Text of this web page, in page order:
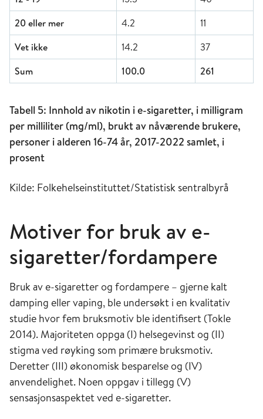
20 eller mer
4.2
11
Vet ikke
14.2
37
Sum
100.0 261
Tabell 5: Innhold av nikotin i e-sigaretter, i milligram
per milliliter (mg/ml), brukt av nåværende brukere,
personer i alderen 16-74 år, 2017-2022 samlet, i
prosent
Kilde: Folkehelseinstituttet/Statistisk sentralbyrå
Motiver for bruk av e-
sigaretter/fordampere
Bruk av e-sigaretter og fordampere – gjerne kalt
damping eller vaping, ble undersøkt i en kvalitativ
studie hvor fem bruksmotiv ble identifisert (Tokle
2014). Majoriteten oppga (I) helsegevinst og (II)
stigma ved røyking som primære bruksmotiv.
Deretter (III) økonomisk besparelse og (IV)
anvendelighet. Noen oppgav i tillegg (V)
sensasjonsaspektet ved e-sigaretter.